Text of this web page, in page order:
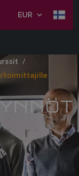
EUR
toimittajille